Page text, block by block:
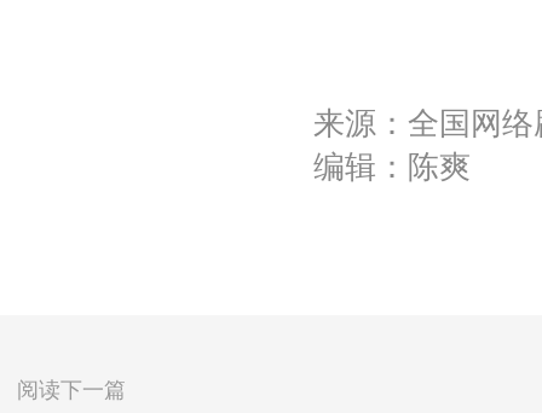
来源：全国网络
编辑：陈爽
阅读下一篇